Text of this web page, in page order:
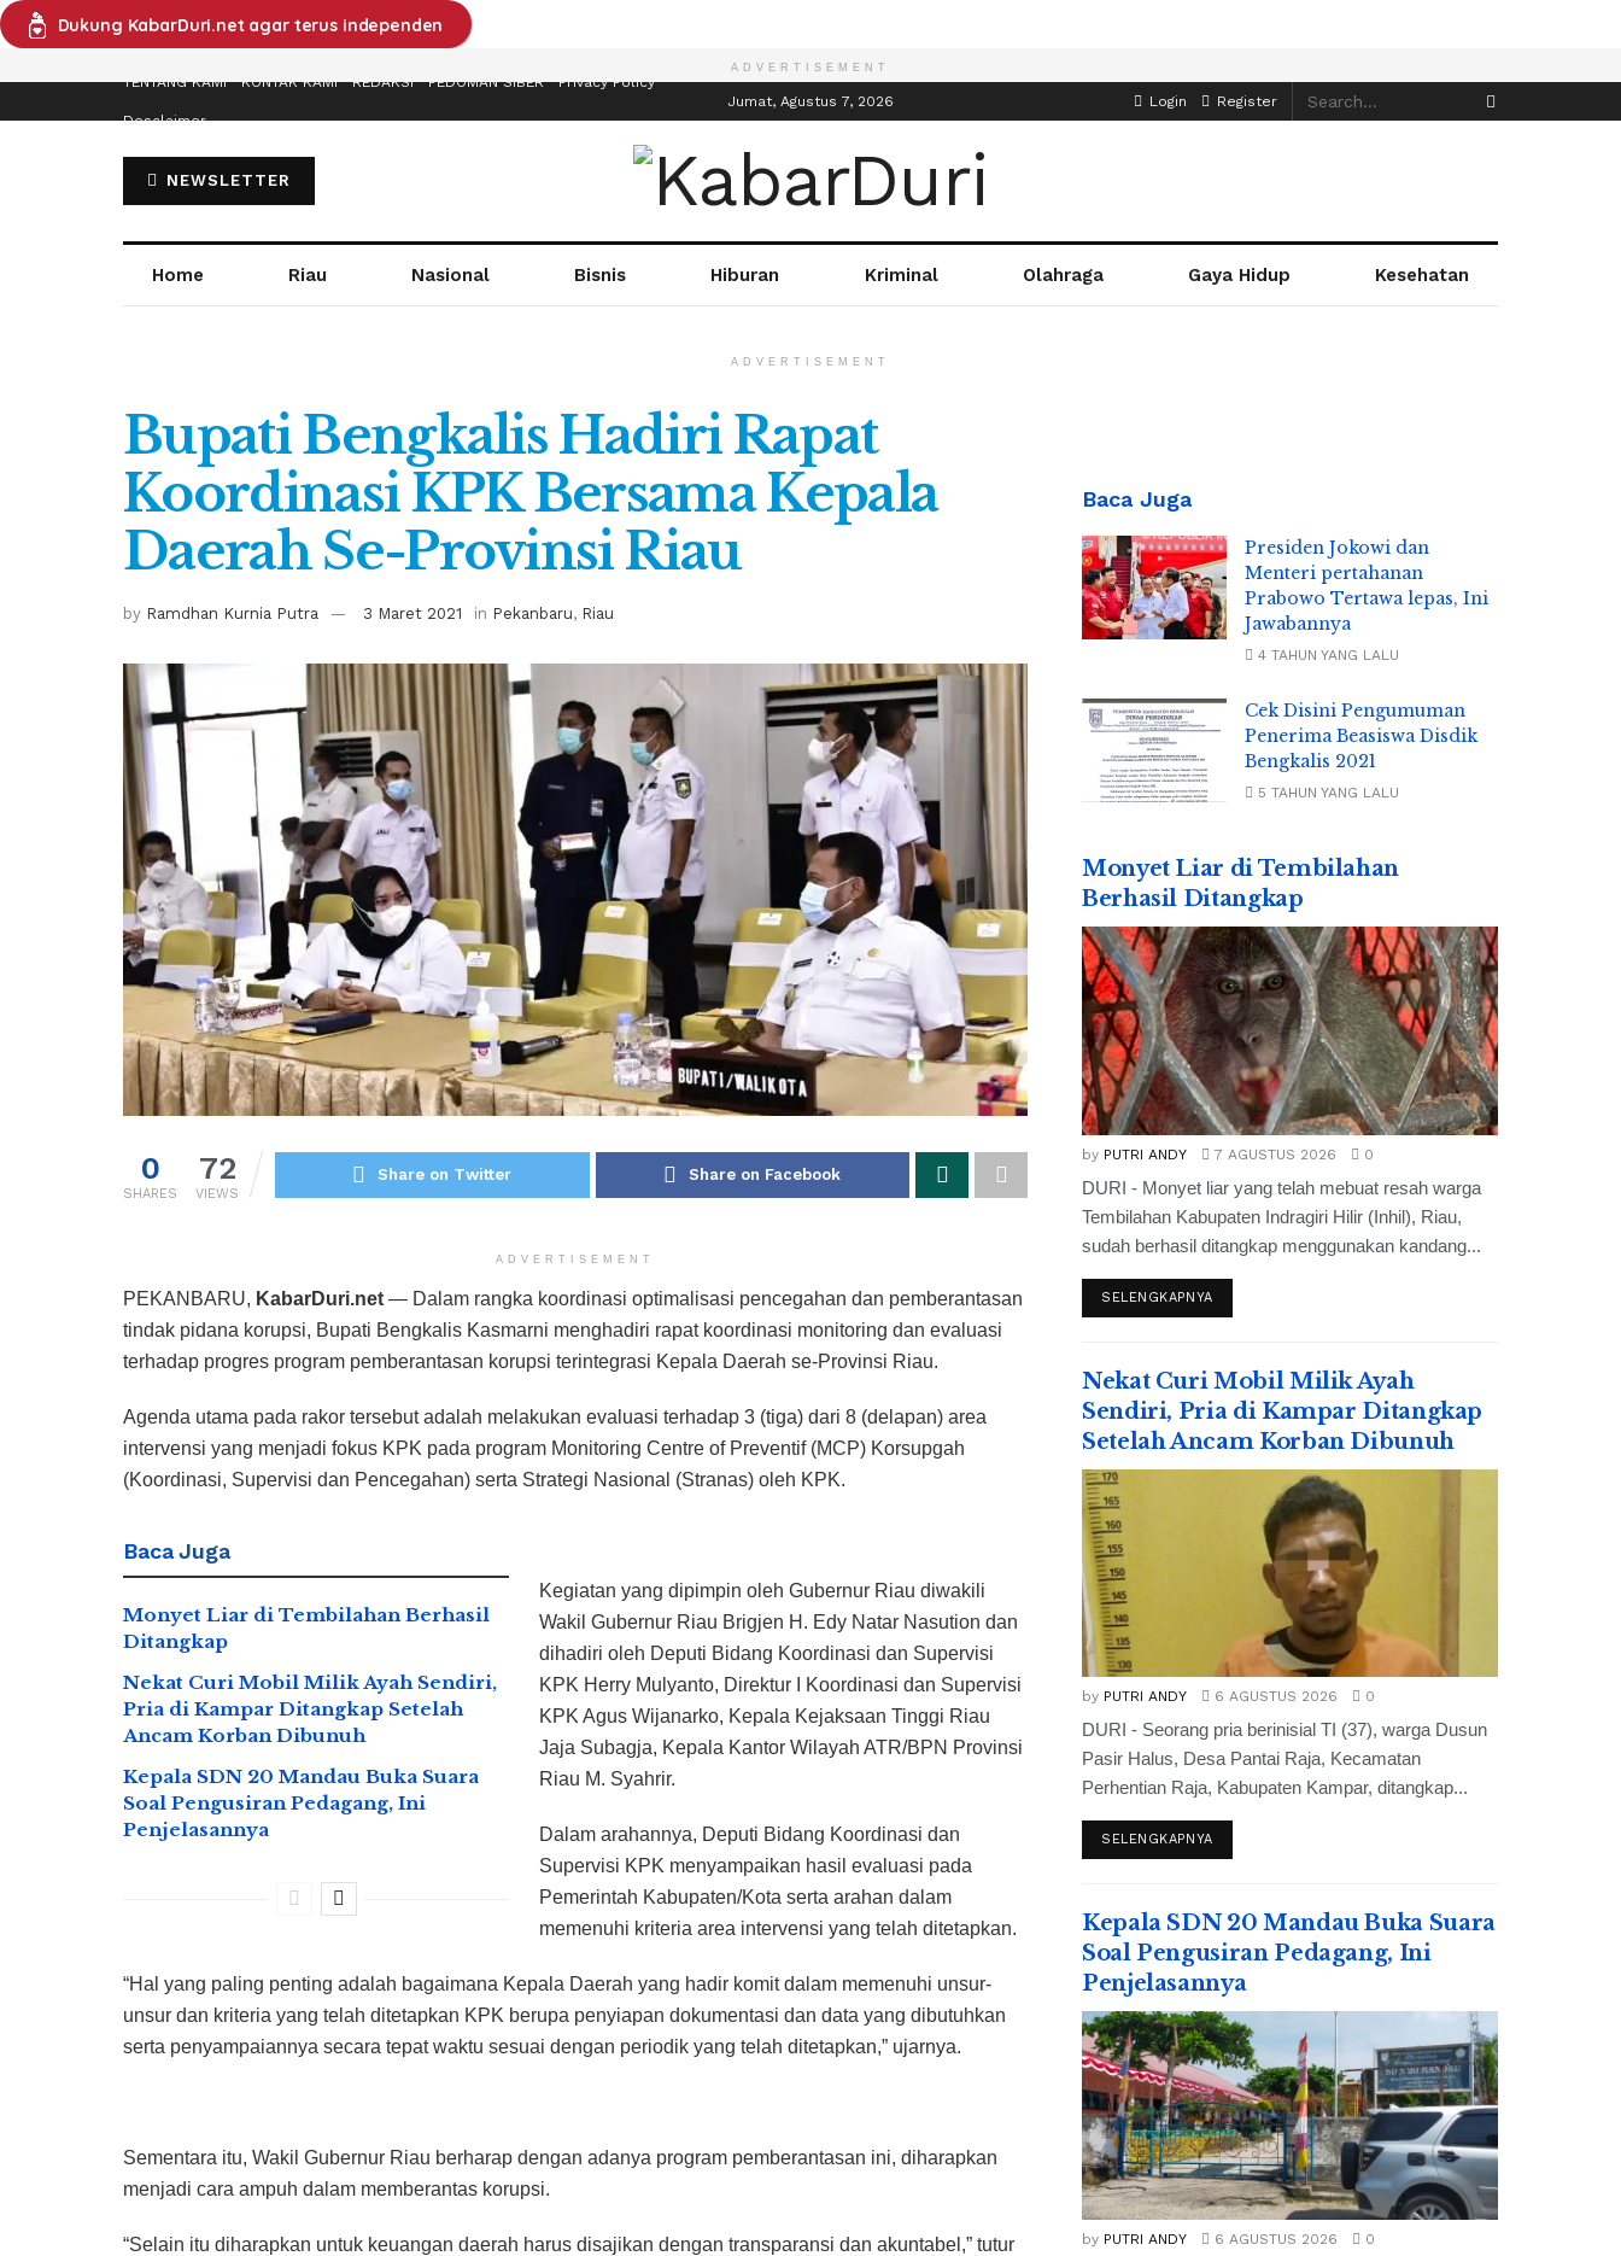
Dukung KabarDuri.net agar terus independen
ADVERTISEMENT
TENTANG KAMI KONTAK KAMI REDAKSI PEDOMAN SIBER Privacy Policy
Desclaimer
Jumat, Agustus 7, 2026 Login Register
NEWSLETTER
Home Riau Nasional Bisnis Hiburan Kriminal Olahraga Gaya Hidup Kesehatan
ADVERTISEMENT
Bupati Bengkalis Hadiri Rapat
Koordinasi KPK Bersama Kepala
Daerah Se-Provinsi Riau
by Ramdhan Kurnia Putra 3 Maret 2021 in Pekanbaru, Riau
0
SHARES
72
VIEWS
Share on Twitter Share on Facebook
ADVERTISEMENT
PEKANBARU, KabarDuri.net — Dalam rangka koordinasi optimalisasi pencegahan dan pemberantasan
tindak pidana korupsi, Bupati Bengkalis Kasmarni menghadiri rapat koordinasi monitoring dan evaluasi
terhadap progres program pemberantasan korupsi terintegrasi Kepala Daerah se-Provinsi Riau.
Agenda utama pada rakor tersebut adalah melakukan evaluasi terhadap 3 (tiga) dari 8 (delapan) area
intervensi yang menjadi fokus KPK pada program Monitoring Centre of Preventif (MCP) Korsupgah
(Koordinasi, Supervisi dan Pencegahan) serta Strategi Nasional (Stranas) oleh KPK.
BacaJuga
Monyet Liar di Tembilahan Berhasil
Ditangkap
Nekat Curi Mobil Milik Ayah Sendiri,
Pria di Kampar Ditangkap Setelah
Ancam Korban Dibunuh
Kepala SDN 20 Mandau Buka Suara
Soal Pengusiran Pedagang, Ini
Penjelasannya
Kegiatan yang dipimpin oleh Gubernur Riau diwakili
Wakil Gubernur Riau Brigjen H. Edy Natar Nasution dan
dihadiri oleh Deputi Bidang Koordinasi dan Supervisi
KPK Herry Mulyanto, Direktur I Koordinasi dan Supervisi
KPK Agus Wijanarko, Kepala Kejaksaan Tinggi Riau
Jaja Subagja, Kepala Kantor Wilayah ATR/BPN Provinsi
Riau M. Syahrir.
Dalam arahannya, Deputi Bidang Koordinasi dan
Supervisi KPK menyampaikan hasil evaluasi pada
Pemerintah Kabupaten/Kota serta arahan dalam
memenuhi kriteria area intervensi yang telah ditetapkan.
“Hal yang paling penting adalah bagaimana Kepala Daerah yang hadir komit dalam memenuhi unsur-
unsur dan kriteria yang telah ditetapkan KPK berupa penyiapan dokumentasi dan data yang dibutuhkan
serta penyampaiannya secara tepat waktu sesuai dengan periodik yang telah ditetapkan,” ujarnya.
Sementara itu, Wakil Gubernur Riau berharap dengan adanya program pemberantasan ini, diharapkan
menjadi cara ampuh dalam memberantas korupsi.
“Selain itu diharapkan untuk keuangan daerah harus disajikan dengan transparansi dan akuntabel,” tutur
Baca Juga
Presiden Jokowi dan
Menteri pertahanan
Prabowo Tertawa lepas, Ini
Jawabannya
4 TAHUN YANG LALU
Cek Disini Pengumuman
Penerima Beasiswa Disdik
Bengkalis 2021
5 TAHUN YANG LALU
Monyet Liar di Tembilahan
Berhasil Ditangkap
by PUTRI ANDY 7 AGUSTUS 2026 0
DURI - Monyet liar yang telah mebuat resah warga
Tembilahan Kabupaten Indragiri Hilir (Inhil), Riau,
sudah berhasil ditangkap menggunakan kandang...
SELENGKAPNYA
Nekat Curi Mobil Milik Ayah
Sendiri, Pria di Kampar Ditangkap
Setelah Ancam Korban Dibunuh
by PUTRI ANDY 6 AGUSTUS 2026 0
DURI - Seorang pria berinisial TI (37), warga Dusun
Pasir Halus, Desa Pantai Raja, Kecamatan
Perhentian Raja, Kabupaten Kampar, ditangkap...
SELENGKAPNYA
Kepala SDN 20 Mandau Buka Suara
Soal Pengusiran Pedagang, Ini
Penjelasannya
by PUTRI ANDY 6 AGUSTUS 2026 0